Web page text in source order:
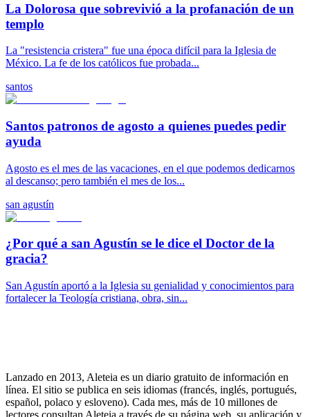
La Dolorosa que sobrevivió a la profanación de un
templo
La "resistencia cristera" fue una época difícil para la Iglesia de
México. La fe de los católicos fue probada...
santos
Santos patronos de agosto a quienes puedes pedir
ayuda
Agosto es el mes de las vacaciones, en el que podemos dedicarnos
al descanso; pero también el mes de los...
san agustín
¿Por qué a san Agustín se le dice el Doctor de la
gracia?
San Agustín aportó a la Iglesia su genialidad y conocimientos para
fortalecer la Teología cristiana, obra, sin...
Lanzado en 2013, Aleteia es un diario gratuito de información en
línea. El sitio se publica en seis idiomas (francés, inglés, portugués,
español, polaco y esloveno). Cada mes, más de 10 millones de